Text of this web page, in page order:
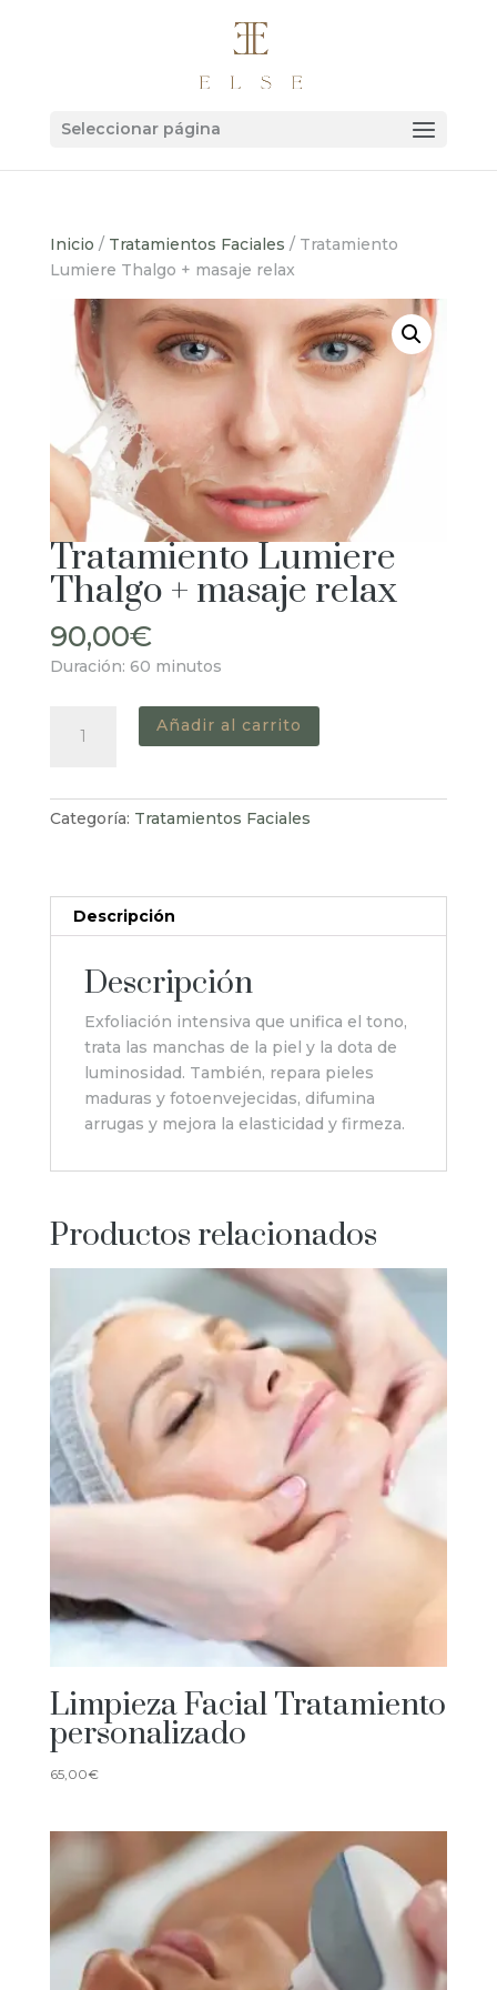
Seleccionar página
Inicio / Tratamientos Faciales / Tratamiento
Lumiere Thalgo + masaje relax
Tratamiento Lumiere
Thalgo + masaje relax
90,00€
Duración: 60 minutos
Lumiere
+
masaje
Añadir al carrito
Categoría: Tratamientos Faciales
Descripción
Descripción
Exfoliación intensiva que unifica el tono,
trata las manchas de la piel y la dota de
luminosidad. También, repara pieles
maduras y fotoenvejecidas, difumina
arrugas y mejora la elasticidad y firmeza.
Productos relacionados
Limpieza Facial Tratamiento
personalizado
65,00€